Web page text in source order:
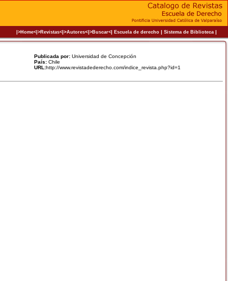
|>Home<|>Revistas<|>Autores<|>Buscar<|Escuela de derecho|Sistema de Biblioteca|
Publicada por: Universidad de Concepción
País: Chile
URL:http://www.revistadederecho.com/indice_revista.php?id=1